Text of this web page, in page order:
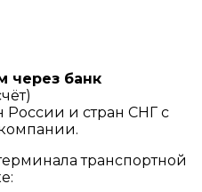
через банк
России и стран СНГ с
транспортной